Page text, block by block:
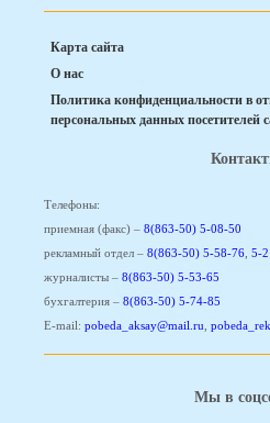
Карта сайта
О нас
Политика конфиденциальности в
персональных данных посетителей
Телефоны:
приемная (факс) – 8(863-50) 5-08-50
рекламный отдел – 8(863-50) 5-58-76, 5-
журналисты – 8(863-50) 5-53-65
бухгалтерия – 8(863-50) 5-74-85
E-mail: pobeda_aksay@mail.ru,
Мы в